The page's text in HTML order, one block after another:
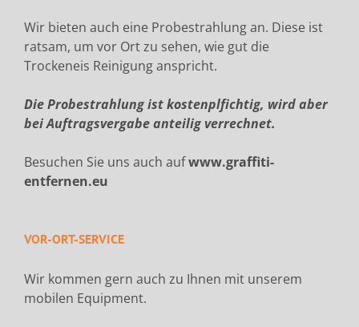
Wir bieten auch eine Probestrahlung an. Diese ist
ratsam, um vor Ort zu sehen, wie gut die
Trockeneis Reinigung anspricht.
Die Probestrahlung ist kostenplfichtig, wird aber
bei Auftragsvergabe anteilig verrechnet.
Besuchen Sie uns auch aufwww.graffiti-
entfernen.eu
VOR-ORT-SERVICE
Wir kommen gern auch zu Ihnen mit unserem
mobilen Equipment.